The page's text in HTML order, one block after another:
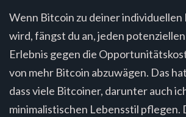
Wenn Bitcoin zu deiner
wird, fängst du an, jeden
Erlebnis gegen die
von mehr Bitcoin abzuwägen. Das
dass viele Bitcoiner, darunter auch
minimalistischen Lebensstil pflegen.